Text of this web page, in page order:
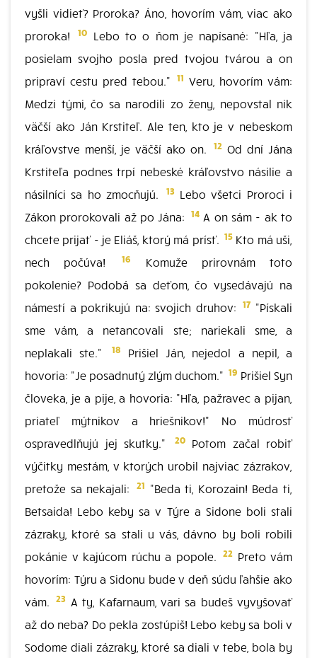
vyšli vidieť? Proroka? Áno, hovorím vám, viac ako
proroka!
10 Lebo to o ňom je napísané: "Hľa, ja
posielam svojho posla pred tvojou tvárou a on
pripraví cestu pred tebou."
11 Veru, hovorím vám:
Medzi tými, čo sa narodili zo ženy, nepovstal nik
väčší ako Ján Krstiteľ. Ale ten, kto je v nebeskom
kráľovstve menší, je väčší ako on.
12 Od dní Jána
Krstiteľa podnes trpí nebeské kráľovstvo násilie a
násilníci sa ho zmocňujú.
13Lebo všetci Proroci i
Zákon prorokovali až po Jána: 14A on sám - ak to
chcete prijať - je Eliáš, ktorý má prísť. 15Kto má uši,
nech počúva!
16
Komuže prirovnám toto
pokolenie? Podobá sa deťom, čo vysedávajú na
námestí a pokrikujú na: svojich druhov:
17 "Pískali
sme vám, a netancovali ste; nariekali sme, a
neplakali ste."
18
Prišiel Ján, nejedol a nepil, a
hovoria: "Je posadnutý zlým duchom." 19 Prišiel Syn
človeka, je a pije, a hovoria: "Hľa, pažravec a pijan,
priateľ mýtnikov a hriešnikov!" No múdrosť
ospravedlňujú jej skutky."
20Potom začal robiť
výčitky mestám, v ktorých urobil najviac zázrakov,
pretože sa nekajali:
21 "Beda ti, Korozain! Beda ti,
Betsaida! Lebo keby sa v Týre a Sidone boli stali
zázraky, ktoré sa stali u vás, dávno by boli robili
pokánie v kajúcom rúchu a popole. 22 Preto vám
hovorím: Týru a Sidonu bude v deň súdu ľahšie ako
vám.
23 A ty, Kafarnaum, vari sa budeš vyvyšovať
až do neba? Do pekla zostúpiš! Lebo keby sa boli v
Sodome diali zázraky, ktoré sa diali v tebe, bola by